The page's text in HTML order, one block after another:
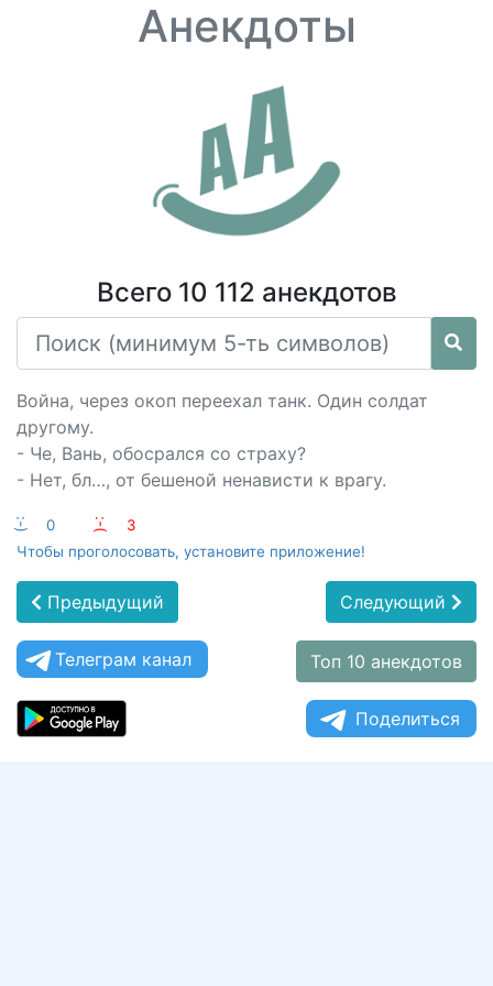
Анекдоты
Всего 10 112 анекдотов
Война, через окоп переехал танк. Один солдат
другому.
- Че, Вань, обосрался со страху?
- Нет, бл…, от бешеной ненависти к врагу.
:-) 0 :-(
3
Чтобы проголосовать, установите приложение!
Предыдущий Следующий
Телеграм канал Топ 10 анекдотов
Поделиться